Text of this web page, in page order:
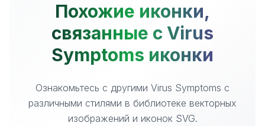
Похожие иконки,
связанные с Virus
Symptoms иконки
Ознакомьтесь с другими Virus Symptoms с
различными стилями в библиотеке векторных
изображений и иконок SVG.